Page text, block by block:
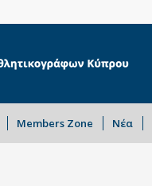
Members Zone Νέα